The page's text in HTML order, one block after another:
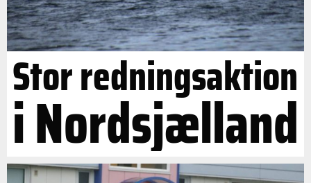
Stor redningsaktion
i Nordsjælland